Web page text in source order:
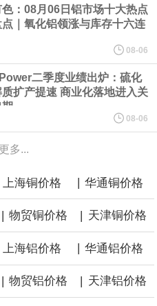
。
，预期 3.1%，前值 3.1%。瑞士7月未
3.44%，焦炭连续涨2.72%，铁矿石连续
，白银连续涨2.61%。
油价格，与此同时，各方正就一项旨在
的协议进行谈判。尽管胡塞武装的威胁
油的替代路线，但沙特方面仍下调了价
：08月06日铝市场十大热点
｜氧化铝领涨与库存十六连
08-06
二季度业绩出炉：硫化
扩产提速 商业化落地进入关
期
08-06
多...
上海铜价格 | 华通铜价格
| 物贸铜价格 | 天津铜价格
上海铝价格 华通铝价格
| 物贸铝价格 | 天津铝价格